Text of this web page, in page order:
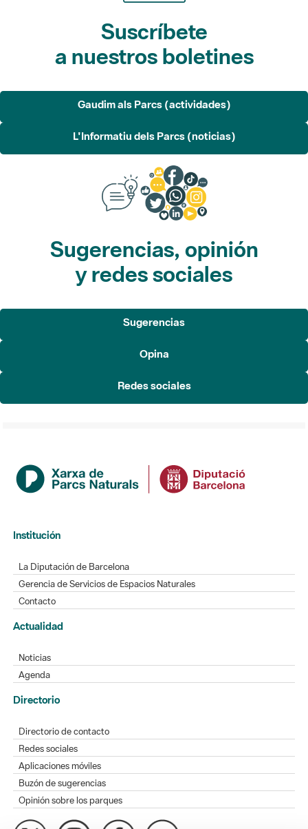
Suscríbete
a nuestros boletines
Gaudim als Parcs (actividades)
L'Informatiu dels Parcs (noticias)
Sugerencias, opinión
y redes sociales
Sugerencias
Opina
Redes sociales
Institución
La Diputación de Barcelona
Gerencia de Servicios de Espacios Naturales
Contacto
Actualidad
Noticias
Agenda
Directorio
Directorio de contacto
Redes sociales
Aplicaciones móviles
Buzón de sugerencias
Opinión sobre los parques